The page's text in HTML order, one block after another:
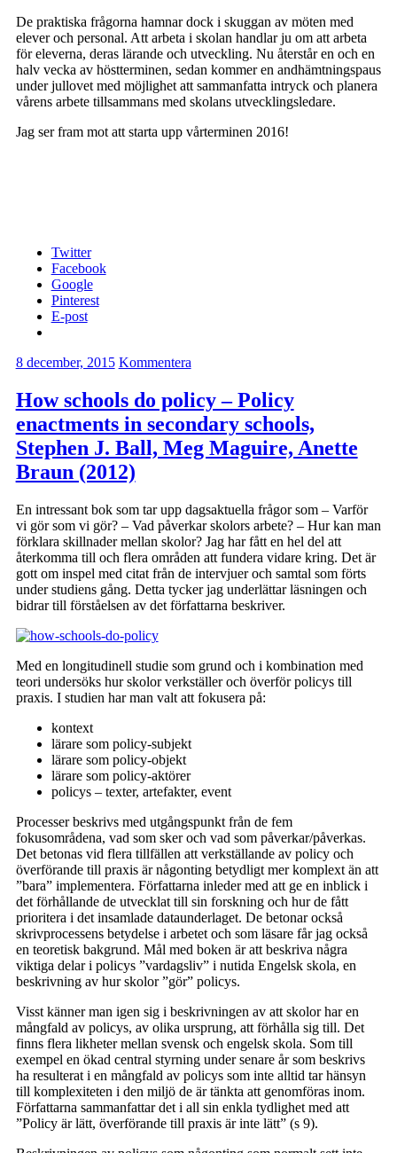
De praktiska frågorna hamnar dock i skuggan av möten med
elever och personal. Att arbeta i skolan handlar ju om att arbeta
för eleverna, deras lärande och utveckling. Nu återstår en och en
halv vecka av höstterminen, sedan kommer en andhämtningspaus
under jullovet med möjlighet att sammanfatta intryck och planera
vårens arbete tillsammans med skolans utvecklingsledare.
Jag ser fram mot att starta upp vårterminen 2016!
Twitter
Facebook
Google
Pinterest
E-post
8 december, 2015 Kommentera
How schools do policy – Policy
enactments in secondary schools,
Stephen J. Ball, Meg Maguire, Anette
Braun (2012)
En intressant bok som tar upp dagsaktuella frågor som – Varför
vi gör som vi gör? – Vad påverkar skolors arbete? – Hur kan man
förklara skillnader mellan skolor? Jag har fått en hel del att
återkomma till och flera områden att fundera vidare kring. Det är
gott om inspel med citat från de intervjuer och samtal som förts
under studiens gång. Detta tycker jag underlättar läsningen och
bidrar till förståelsen av det författarna beskriver.
Med en longitudinell studie som grund och i kombination med
teori undersöks hur skolor verkställer och överför policys till
praxis. I studien har man valt att fokusera på:
kontext
lärare som policy-subjekt
lärare som policy-objekt
lärare som policy-aktörer
policys – texter, artefakter, event
Processer beskrivs med utgångspunkt från de fem
fokusområdena, vad som sker och vad som påverkar/påverkas.
Det betonas vid flera tillfällen att verkställande av policy och
överförande till praxis är någonting betydligt mer komplext än att
”bara” implementera. Författarna inleder med att ge en inblick i
det förhållande de utvecklat till sin forskning och hur de fått
prioritera i det insamlade dataunderlaget. De betonar också
skrivprocessens betydelse i arbetet och som läsare får jag också
en teoretisk bakgrund. Mål med boken är att beskriva några
viktiga delar i policys ”vardagsliv” i nutida Engelsk skola, en
beskrivning av hur skolor ”gör” policys.
Visst känner man igen sig i beskrivningen av att skolor har en
mångfald av policys, av olika ursprung, att förhålla sig till. Det
finns flera likheter mellan svensk och engelsk skola. Som till
exempel en ökad central styrning under senare år som beskrivs
ha resulterat i en mångfald av policys som inte alltid tar hänsyn
till komplexiteten i den miljö de är tänkta att genomföras inom.
Författarna sammanfattar det i all sin enkla tydlighet med att
”Policy är lätt, överförande till praxis är inte lätt” (s 9).